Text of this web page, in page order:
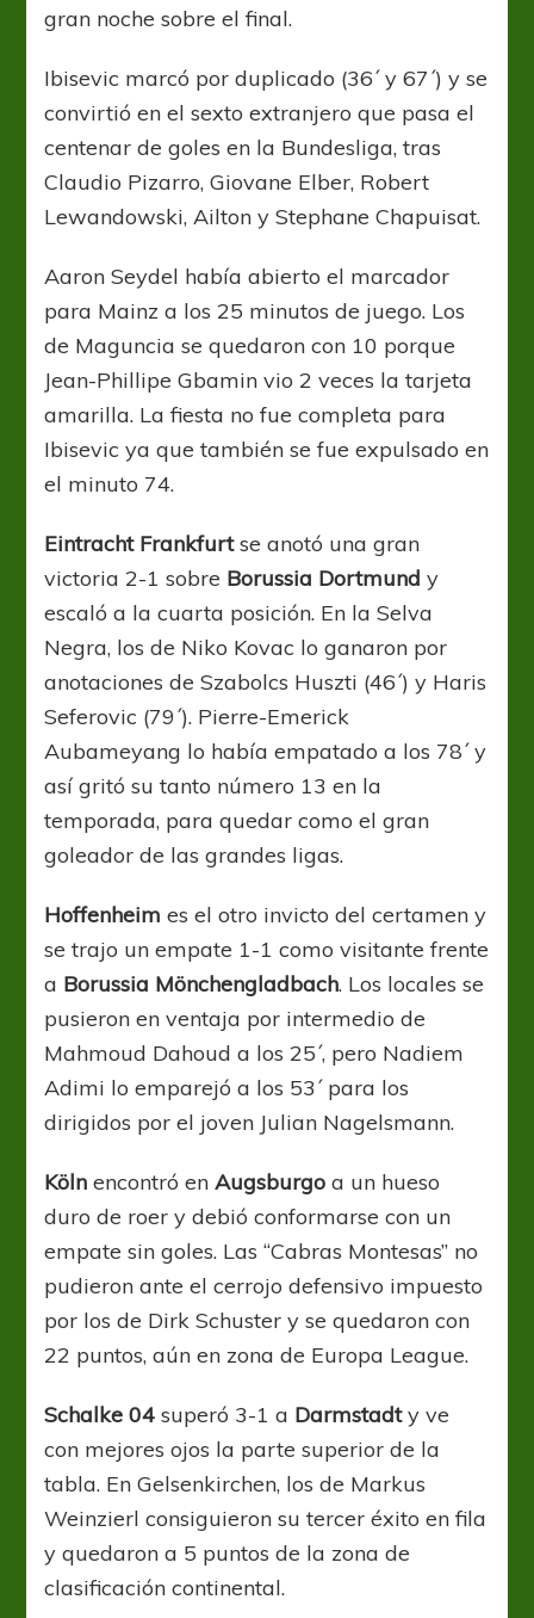
gran noche sobre el final.
Ibisevic marcó por duplicado (36´ y 67´) y se
convirtió en el sexto extranjero que pasa el
centenar de goles en la Bundesliga, tras
Claudio Pizarro, Giovane Elber, Robert
Lewandowski, Ailton y Stephane Chapuisat.
Aaron Seydel había abierto el marcador
para Mainz a los 25 minutos de juego. Los
de Maguncia se quedaron con 10 porque
Jean-Phillipe Gbamin vio 2 veces la tarjeta
amarilla. La fiesta no fue completa para
Ibisevic ya que también se fue expulsado en
el minuto 74.
Eintracht Frankfurtse anotó una gran
victoria 2-1 sobre Borussia Dortmund y
escaló a la cuarta posición. En la Selva
Negra, los de Niko Kovac lo ganaron por
anotaciones de Szabolcs Huszti (46´) y Haris
Seferovic (79´). Pierre-Emerick
Aubameyang lo había empatado a los 78´ y
así gritó su tanto número 13 en la
temporada, para quedar como el gran
goleador de las grandes ligas.
Hoffenheim es el otro invicto del certamen y
se trajo un empate 1-1 como visitante frente
a Borussia Mönchengladbach. Los locales se
pusieron en ventaja por intermedio de
Mahmoud Dahoud a los 25´, pero Nadiem
Adimi lo emparejó a los 53´ para los
dirigidos por el joven Julian Nagelsmann.
Köln encontró enAugsburgo a un hueso
duro de roer y debió conformarse con un
empate sin goles. Las “Cabras Montesas” no
pudieron ante el cerrojo defensivo impuesto
por los de Dirk Schuster y se quedaron con
22 puntos, aún en zona de Europa League.
Schalke 04 superó 3-1 a Darmstadty ve
con mejores ojos la parte superior de la
tabla. En Gelsenkirchen, los de Markus
Weinzierl consiguieron su tercer éxito en fila
y quedaron a 5 puntos de la zona de
clasificación continental.